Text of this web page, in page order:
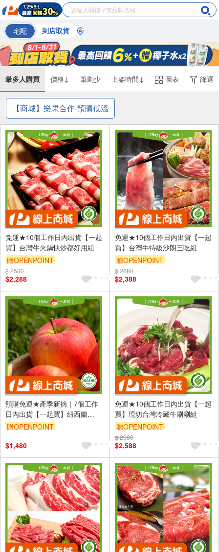
宅配 到店取貨
最多人購買 價格↓ 筆劃少 上架時間↓ 圖表 篩選
【商城】樂果合作-預購低溫
免運★10個工作日內出貨【一起
買】台灣牛火鍋快炒都好用組
贈OPENPOINT
$ 2580
$2,288
免運★10個工作日內出貨【一起
買】台灣牛特級沙朗三吃組
贈OPENPOINT
$ 2680
$2,388
預購免運★產季新摘｜7個工作
日內出貨【一起買】紐西蘭
Organic Fuji 有機富士蘋果
贈OPENPOINT
$1,480
免運★10個工作日內出貨【一起
買】現切台灣冷藏牛涮涮組
贈OPENPOINT
$ 2980
$2,588